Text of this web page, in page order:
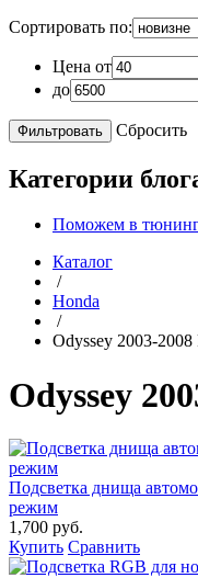
Сортировать по:
Цена от
до
Сбросить
Категории
Поможем в
Каталог
/
Honda
/
Odyssey 2003-
Odyssey
Подсветка днища
режим
1,700 руб.
Купить Сравнить